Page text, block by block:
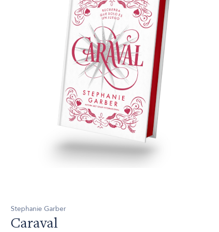
Stephanie Garber
Caraval